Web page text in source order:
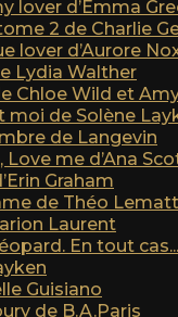
lover d’Emma
2 de Charlie
lover d’Aurore
Lydia Walther
Chloe Wild et
moi de Solène
de Langevin
Love me d’Ana
Graham
de Théo
Laurent
En tout cas...
Guisiano
de B.A.Paris